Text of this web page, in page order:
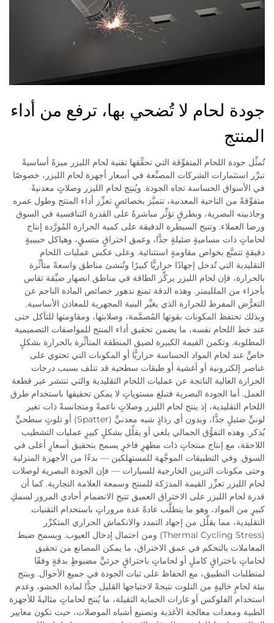
جودة لحام لا تُضحي بها، ترفع من أداء
المنتج
تُمثِّل جودة اللحام المتفوِّقة التي تحقِّقها تقنية لحام الليزر ميزةً أساسيةً
تبرِّر استثمارات الشركات المصنِّعة في أسعار أجهزة لحام الليزر، خصوصًا
في الأسواق الحساسة تجاه الجودة. ويُنتِج لحام الليزر وصلاتٍ معدنيةً
متفوِّقةً من الناحية المعدنية، تتميَّز بخصائصٍ تعزِّز أداء المنتج وطول عمره
وجاذبيته البصرية، وبطرقٍ تؤثِّر مباشرةً على القدرة التنافسية في السوق
ورضا العملاء. وتتيح السيطرة الدقيقة على كمية الحرارة المُورَّدة إنتاج
لحاماتٍ ذات مساميةٍ ضئيلةٍ جدًّا، وعمق اختراقٍ متسقٍ، وهياكل حبيبيةٍ
دقيقةٍ تتمتَّع بخواص مقاومةٍ استثنائية. وعلى عكس عمليات اللحام
التقليدية التي تُدخل إجهادًا حراريًّا كبيرًا وتُنشئ مناطق واسعةً متأثِّرة
بالحرارة، فإن لحام الليزر يركِّز الطاقة في مناطق انصهار ضيِّقة تقاس
بأجزاء من الملليمتر. وهذه الدقة تمنع تدهور خصائص المادة الناجم عن
التعرُّض المفرط للحرارة الذي يغيِّر البنية المجهرية للمعادن الأساسية.
وبذلك تحتفظ المكونات بقوتها المُصمَّمة، وصلابتها، ومقاومتها للتآكل حتى
عند خط اللحام نفسه، ما يضمن تحقيق أداء المنتج للمواصفات التصميمية
المطلوبة. وتكمن القيمة الكبيرة لضيق المنطقة المتأثِّرة بالحرارة بشكلٍ
خاصٍّ عند لحام المواد الحساسة حراريًّا أو المكونات التي تحتوي على
عناصر إلكترونية أو أغشية أو طبقات سطحية قد تتلف بسبب درجات
الحرارة العالية الناتجة عن عمليات اللحام التقليدية والتي تنتشر عبر قطعة
العمل. أما الجودة البصرية فتبلغ مستوياتٍ لا يمكن تحقيقها باستخدام طرق
اللحام التقليدية، إذ ينتج لحام الليزر وصلاتٍ ناعمةً ومتجانسةً ذات تغير
لونيٍّ ضئيلٍ جدًّا، وبدون أي رذاذٍ شبه معدنيٍّ (Spatter) أو تلوثٍ سطحيٍّ
يُذكر. وهذه التفوُّق الجمالي يلغي أو يقلِّل بشكلٍ كبيرٍ عمليات التشطيب
اللاحقة، مع إنتاج منتجاتٍ ذات مظهرٍ فاخرٍ يسمح بتحقيق أسعارٍ أعلى في
السوق. وفي التطبيقات الموجَّهة للمستهلكين — بدءًا من الأجهزة المنزلية
وحتى مكونات التزيين الخارجية للسيارات — فإن الجودة البصرية لوصلات
لحام الليزر تعزِّز القيمة المدرَكة للمنتج وسمعة العلامة التجارية. كما أن
قدرة لحام الليزر على الاختراق العميق تتيح الانضمام أحادي المرور لسمكٍ
كبيرٍ من المواد، وهو ما يتطلَّب عادةً عدة مروراتٍ باستخدام التقنيات
التقليدية، مما يقلِّل من إجهاد التمدد والانكماش الحراري المتكرِّر
(Thermal Cycling Stress) ومن احتمال إدخال العيوب. ويسمح ضبط
المعاملات بالتحكم في عمق الاختراق، ما يمكن المصانع من تحقيق
لحاماتٍ باختراقٍ كاملٍ أو لحاماتٍ باختراقٍ جزئيٍّ مضبوطٍ بدقةٍ وفقًا
لمتطلبات التطبيق، مع الحفاظ على ثبات الجودة في جميع الأحوال. وينتج
بيئة لحامٍ خاليةٍ من التلوث نتيجةً لاحتياجها القليل جدًّا لمادة الحشو، وعدم
استخدام الفلوكس أو غازات الحماية الثقيلة، ما يُنتج لحاماتٍ مثاليةً للأجهزة
الطبية ومعدات معالجة الأغذية وتصنيع أشباه الموصلات، حيث تكون معايير